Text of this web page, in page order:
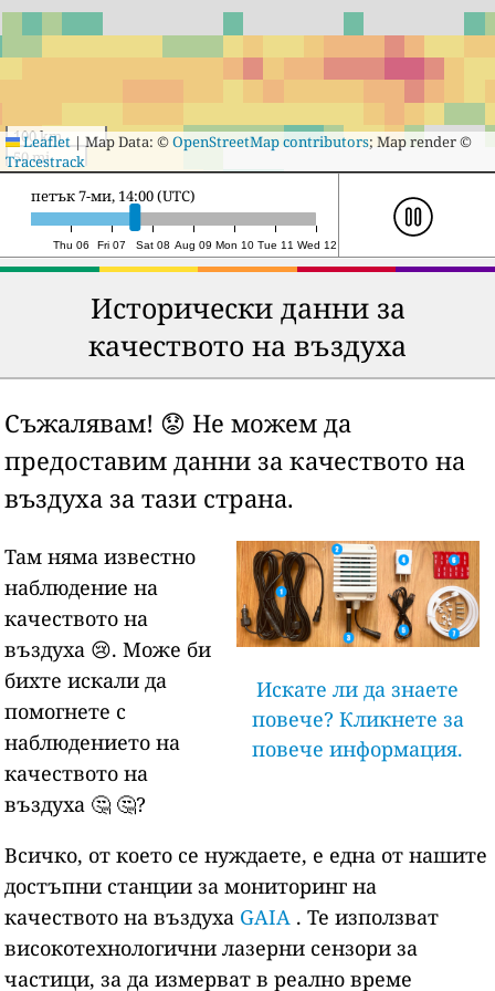
100 km
50 mi
Leaflet|Map Data: ©OpenStreetMap contributors; Map render ©
Tracestrack
Thu 06 Fri 07 Sat 08 Aug 09 Mon 10 Tue 11 Wed 12
събота 8-ми, 10:00 (UTC)
Исторически данни за
качеството на въздуха
Съжалявам! 😟 Не можем да
предоставим данни за качеството на
въздуха за тази страна.
Искате ли да знаете
повече? Кликнете за
повече информация.
Там няма известно
наблюдение на
качеството на
въздуха 😢. Може би
бихте искали да
помогнете с
наблюдението на
качеството на
въздуха 🤔 🤔?
Всичко, от което се нуждаете, е една от нашите
достъпни станции за мониторинг на
качеството на въздуха GAIA . Те използват
високотехнологични лазерни сензори за
частици, за да измерват в реално време